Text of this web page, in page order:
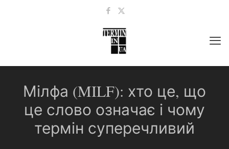
Мілфа (MILF): хто це, що
це слово означає і чому
термін суперечливий